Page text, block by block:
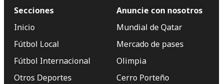
Secciones
Inicio
Fútbol Local
Fútbol Internacional
Otros Deportes
Anuncie con nosotros
Mundial de Qatar
Mercado de pases
Olimpia
Cerro Porteño